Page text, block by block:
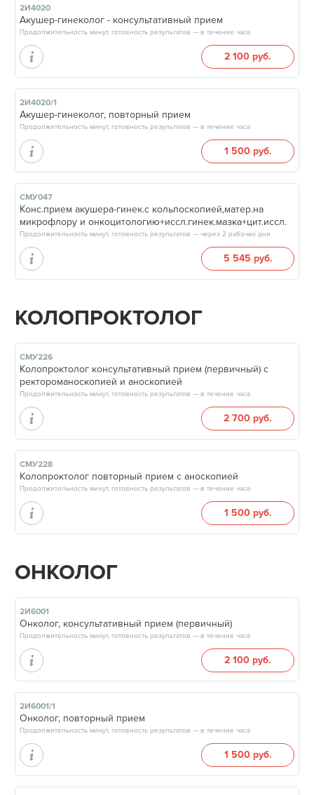
2И4020
Акушер-гинеколог - консультативный прием
Продолжительность минут, готовность результатов — в течение часа
2 100 руб.
2И4020/1
Акушер-гинеколог, повторный прием
Продолжительность минут, готовность результатов — в течение часа
1 500 руб.
СМУ047
Конс.прием акушера-гинек.с кольпоскопией,матер.на
микрофлору и онкоцитологию+иссл.гинек.мазка+цит.иссл.
Продолжительность минут, готовность результатов — через 2 рабочих дня
5 545 руб.
КОЛОПРОКТОЛОГ
СМУ226
Колопроктолог консультативный прием (первичный) с
ректороманоскопией и аноскопией
Продолжительность минут, готовность результатов — в течение часа
2 700 руб.
СМУ228
Колопроктолог повторный прием с аноскопией
Продолжительность минут, готовность результатов — в течение часа
1 500 руб.
ОНКОЛОГ
2И6001
Онколог, консультативный прием (первичный)
Продолжительность минут, готовность результатов — в течение часа
2 100 руб.
2И6001/1
Онколог, повторный прием
Продолжительность минут, готовность результатов — в течение часа
1 500 руб.